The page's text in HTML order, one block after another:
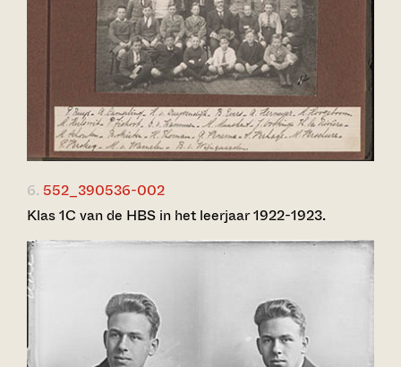
6. 552_390536-002
Klas 1C van de HBS in het leerjaar 1922-1923.